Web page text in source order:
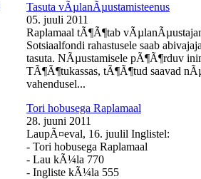
Tasuta vÃµlanÃµustamisteenus
05. juuli 2011
Raplamaal tÃ¶Ã¶tab
Sotsiaalfondi rahastusele saab
tasuta. NÃµustamisele pÃ¶Ã¶rduv
TÃ¶Ã¶tukassas, tÃ¶Ã¶tud saavad
vahendusel...
Tori hobusega Raplamaal
28. juuni 2011
LaupÃ¤eval, 16. juulil Inglistel:
- Tori hobusega Raplamaal
- Lau kÃ¼la 770
- Ingliste kÃ¼la 555